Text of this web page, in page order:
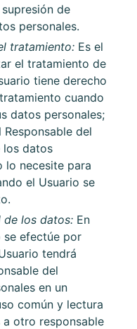
de
personales.
tratamiento: Es el
el tratamiento de
tiene derecho
cuando
datos personales;
del
los datos
lo necesite para
el Usuario se
los datos: En
se efectúe por
tendrá
del
en un
común y lectura
otro responsable